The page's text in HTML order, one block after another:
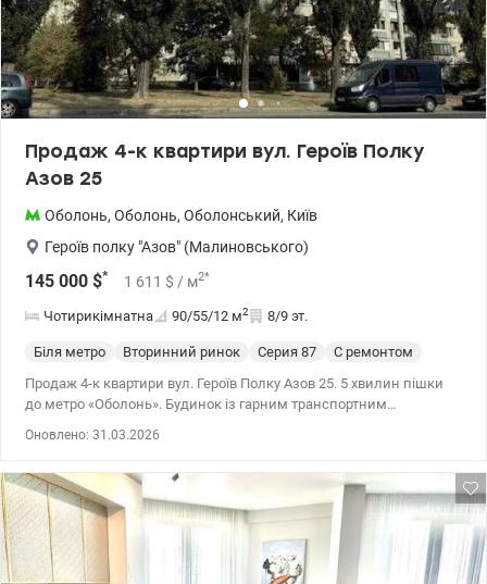
Продаж 4-к квартири вул. Героїв Полку
Азов 25
Оболонь, Оболонь, Оболонський, Київ
Героїв полку "Азов" (Малиновського)
145 000 $* 1 611 $ / м2*
Чотирикімнатна 90/55/12 м2 8/9 эт.
Біля метро Вторинний ринок Cерия 87
С ремонтом
Продаж 4-к квартири вул. Героїв Полку Азов 25. 5 хвилин пішки
до метро «Оболонь». Будинок із гарним транспортним
Оновлено: 31.03.2026